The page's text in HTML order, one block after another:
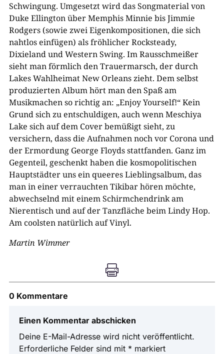
Schwingung. Umgesetzt wird das Songmaterial von
Duke Ellington über Memphis Minnie bis Jimmie
Rodgers (sowie zwei Eigenkompositionen, die sich
nahtlos einfügen) als fröhlicher Rocksteady,
Dixieland und Western Swing. Im Rausschmeißer
sieht man förmlich den Trauermarsch, der durch
Lakes Wahlheimat New Orleans zieht. Dem selbst
produzierten Album hört man den Spaß am
Musikmachen so richtig an: „Enjoy Yourself!“ Kein
Grund sich zu entschuldigen, auch wenn Meschiya
Lake sich auf dem Cover bemüßigt sieht, zu
versichern, dass die Aufnahmen noch vor Corona und
der Ermordung George Floyds stattfanden. Ganz im
Gegenteil, geschenkt haben die kosmopolitischen
Hauptstädter uns ein queeres Lieblingsalbum, das
man in einer verrauchten Tikibar hören möchte,
abwechselnd mit einem Schirmchendrink am
Nierentisch und auf der Tanzfläche beim Lindy Hop.
Am coolsten natürlich auf Vinyl.
Martin Wimmer

0 Kommentare
Einen Kommentar abschicken
Deine E-Mail-Adresse wird nicht veröffentlicht.
Erforderliche Felder sind mit * markiert